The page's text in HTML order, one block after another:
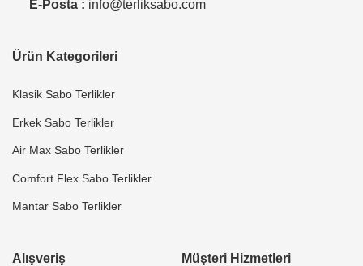
E-Posta : info@terliksabo.com
Ürün Kategorileri
Klasik Sabo Terlikler
Erkek Sabo Terlikler
Air Max Sabo Terlikler
Comfort Flex Sabo Terlikler
Mantar Sabo Terlikler
Alışveriş Müşteri Hizmetleri